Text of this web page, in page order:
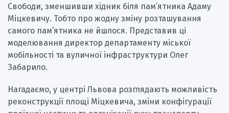
Свободи, зменшивши хідник біля пам’ятника Адаму
Міцкевичу. Тобто про жодну зміну розташування
самого пам’ятника не йшлося. Представив ці
моделювання директор департаменту міської
мобільності та вуличної інфраструктури Олег
Забарило.
Нагадаємо, у центрі Львова розглядають можливість
реконструкції площі Міцкевича, зміни конфігурації